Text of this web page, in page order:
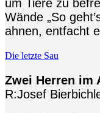
um Tiere zu
Wände „So
ahnen, entfacht
Die letzte Sau
Zwei Herren im
R:Josef